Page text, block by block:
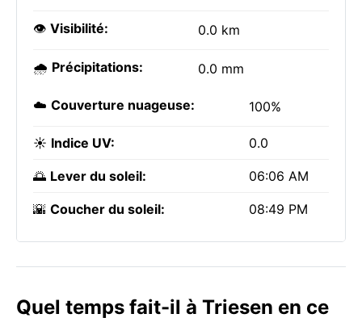
👁️ Visibilité: 0.0 km
🌧️ Précipitations: 0.0 mm
☁️ Couverture nuageuse: 100%
☀️ Indice UV: 0.0
🌅 Lever du soleil: 06:06 AM
🌇 Coucher du soleil: 08:49 PM
Quel temps fait-il à Triesen en ce